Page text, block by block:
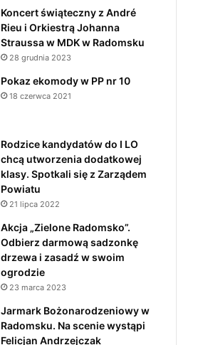
Koncert świąteczny z André
Rieu i Orkiestrą Johanna
Straussa w MDK w Radomsku
28 grudnia 2023
Pokaz ekomody w PP nr 10
18 czerwca 2021
Rodzice kandydatów do I LO
chcą utworzenia dodatkowej
klasy. Spotkali się z Zarządem
Powiatu
21 lipca 2022
Akcja „Zielone Radomsko”.
Odbierz darmową sadzonkę
drzewa i zasadź w swoim
ogrodzie
23 marca 2023
Jarmark Bożonarodzeniowy w
Radomsku. Na scenie wystąpi
Felicjan Andrzejczak